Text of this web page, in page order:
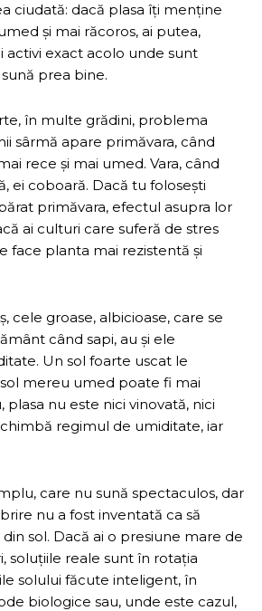
ciudată: dacă plasa îți menține
și mai răcoros, ai putea,
activi exact acolo unde sunt
prea bine.
în multe grădini, problema
sârmă apare primăvara, când
rece și mai umed. Vara, când
ei coboară. Dacă tu folosești
primăvara, efectul asupra lor
ai culturi care suferă de stres
face planta mai rezistentă și
cele groase, albicioase, care se
când sapi, au și ele
Un sol foarte uscat le
mereu umed poate fi mai
plasa nu este nici vinovată, nici
regimul de umiditate, iar
care nu sună spectaculos, dar
nu a fost inventată ca să
sol. Dacă ai o presiune mare de
soluțiile reale sunt în rotația
solului făcute inteligent, în
biologice sau, unde este cazul,